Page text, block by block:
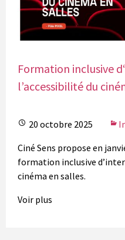
Formation inclusive
l’accessibilité du
20 octobre 2025
Ciné Sens propose en
formation inclusive
cinéma en salles.
Voir plus